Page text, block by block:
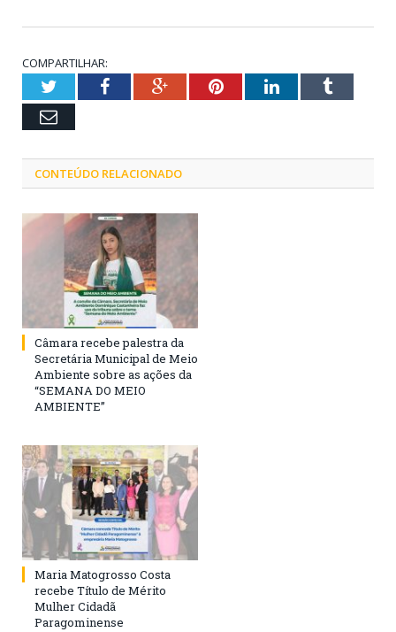
COMPARTILHAR:
TwitterFacebookGoogle+PinterestLinkedInTumblr
Email
CONTEÚDO RELACIONADO
Câmara recebe palestra da
Secretária Municipal de Meio
Ambiente sobre as ações da
“SEMANA DO MEIO
AMBIENTE”
Maria Matogrosso Costa
recebe Título de Mérito
Mulher Cidadã
Paragominense